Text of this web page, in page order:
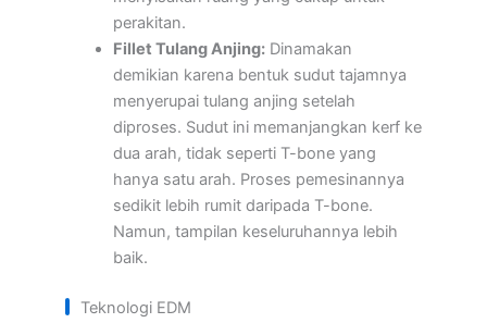
perakitan.
Fillet Tulang Anjing:Dinamakan
demikian karena bentuk sudut tajamnya
menyerupai tulang anjing setelah
diproses. Sudut ini memanjangkan kerf ke
dua arah, tidak seperti T-bone yang
hanya satu arah. Proses pemesinannya
sedikit lebih rumit daripada T-bone.
Namun, tampilan keseluruhannya lebih
baik.
Teknologi EDM